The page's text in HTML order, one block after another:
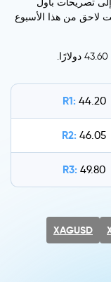
إلى تصريحات باول
لاحق من هذا الأسبوع
R1: 44.20
R2: 46.05
R3: 49.80
XAGUSD